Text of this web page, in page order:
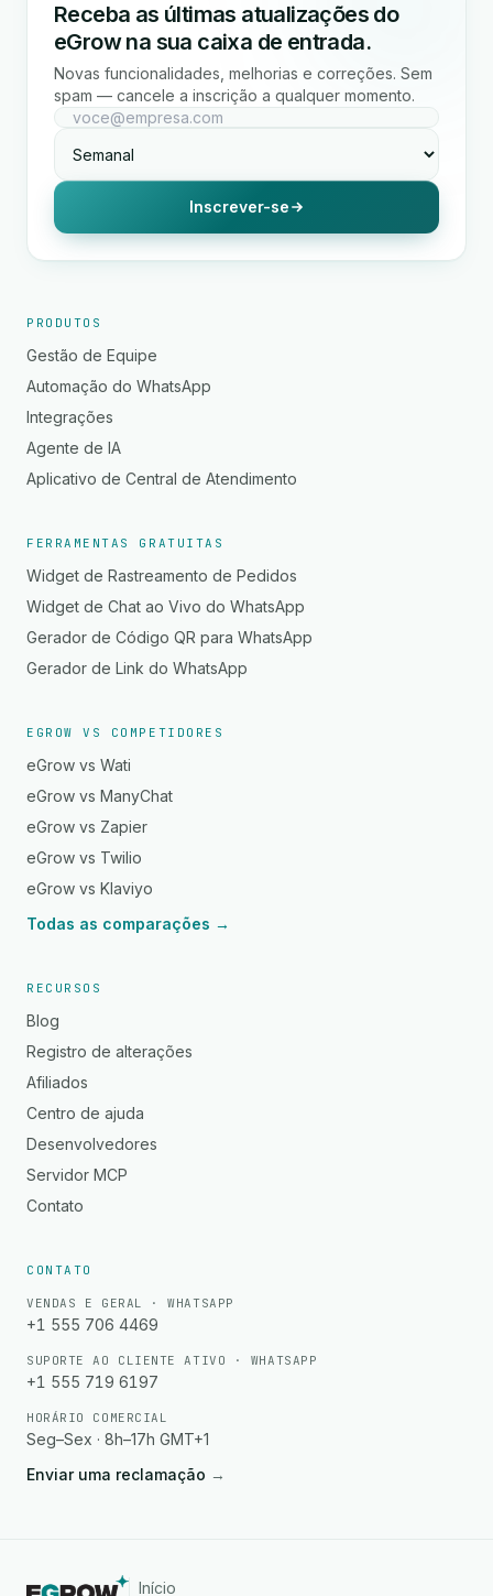
Receba as últimas atualizações do
eGrow na sua caixa de entrada.
Novas funcionalidades, melhorias e correções. Sem
spam — cancele a inscrição a qualquer momento.
Inscrever-se
PRODUTOS
Gestão de Equipe
Automação do WhatsApp
Integrações
Agente de IA
Aplicativo de Central de Atendimento
FERRAMENTAS GRATUITAS
Widget de Rastreamento de Pedidos
Widget de Chat ao Vivo do WhatsApp
Gerador de Código QR para WhatsApp
Gerador de Link do WhatsApp
EGROW VS COMPETIDORES
eGrow vs Wati
eGrow vs ManyChat
eGrow vs Zapier
eGrow vs Twilio
eGrow vs Klaviyo
Todas as comparações →
RECURSOS
Blog
Registro de alterações
Afiliados
Centro de ajuda
Desenvolvedores
Servidor MCP
Contato
CONTATO
VENDAS E GERAL · WHATSAPP
+1 555 706 4469
SUPORTE AO CLIENTE ATIVO · WHATSAPP
+1 555 719 6197
HORÁRIO COMERCIAL
Seg–Sex · 8h–17h GMT+1
Enviar uma reclamação →
Início